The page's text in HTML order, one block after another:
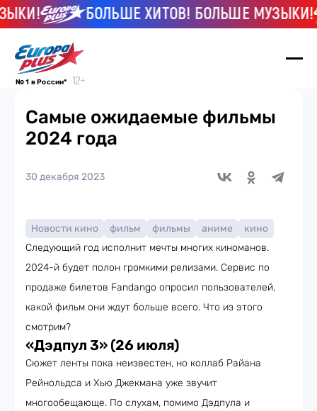
БОЛЬШЕ ХИТОВ! БОЛЬШЕ МУЗЫКИ!
№ 1 в России*
Самые ожидаемые фильмы
2024 года
30 декабря 2023
Новости кино фильм фильмы аниме
кино
Следующий год исполнит мечты многих киноманов.
2024-й будет полон громкими релизами. Сервис по
продаже билетов Fandango опросил пользователей,
какой фильм они ждут больше всего. Что из этого
смотрим?
«Дэдпул 3» (26 июля)
Сюжет ленты пока неизвестен, но коллаб Райана
Рейнольдса и Хью Джекмана уже звучит
многообещающе. По слухам, помимо Дэдпула и